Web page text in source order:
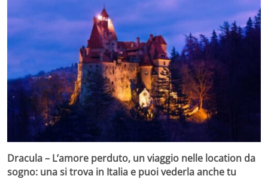
Dracula – L’amore perduto, un viaggio nelle location da
sogno: una si trova in Italia e puoi vederla anche tu